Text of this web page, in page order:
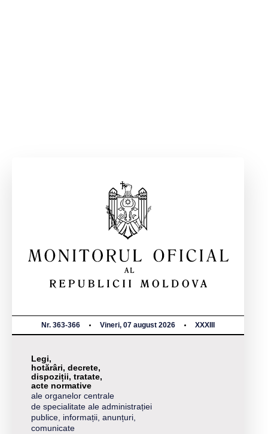
Nr. 363-366 Vineri, 07 august 2026 XXXIII
Legi,
hotărâri, decrete,
dispoziții, tratate,
acte normative
ale organelor centrale
de specialitate ale administrației
publice, informații, anunțuri,
comunicate